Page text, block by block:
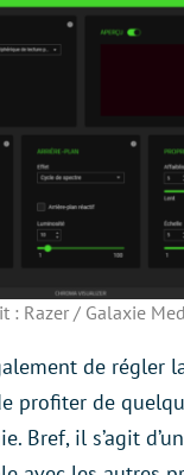
: Razer / Galaxie
de régler
profiter de
Bref, il s’agit